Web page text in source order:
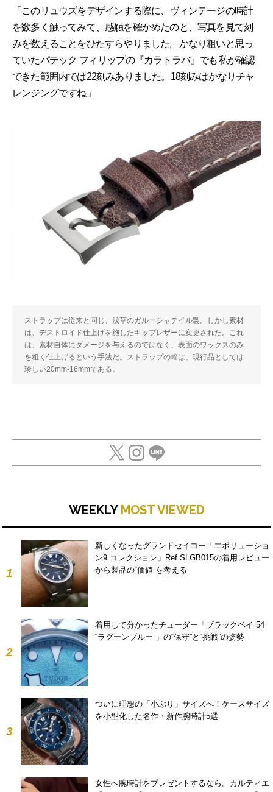
「このリュウズをデザインする際に、ヴィンテージの時計
を数多く触ってみて、感触を確かめたのと、写真を見て刻
みを数えることをひたすらやりました。かなり粗いと思っ
ていたパテック フィリップの『カラトラバ』でも私が確認
できた範囲内では22刻みありました。18刻みはかなりチャ
レンジングですね」
ストラップは従来と同じ、浅草のガルーシャテイル製。しかし素材
は、デストロイド仕上げを施したキップレザーに変更された。これ
は、素材自体にダメージを与えるのではなく、表面のワックスのみ
を粗く仕上げるという手法だ。ストラップの幅は、現行品としては
珍しい20mm-16mmである。
WEEKLY MOST VIEWED
1
新しくなったグランドセイコー「エボリューショ
ン9 コレクション」Ref.SLGB015の着用レビュー
から製品の“価値”を考える
2
着用して分かったチューダー「ブラックベイ 54
“ラグーンブルー”」の“保守”と“挑戦”の姿勢
3
ついに理想の「小ぶり」サイズへ！ケースサイズ
を小型化した名作・新作腕時計5選
女性へ腕時計をプレゼントするなら。カルティエ